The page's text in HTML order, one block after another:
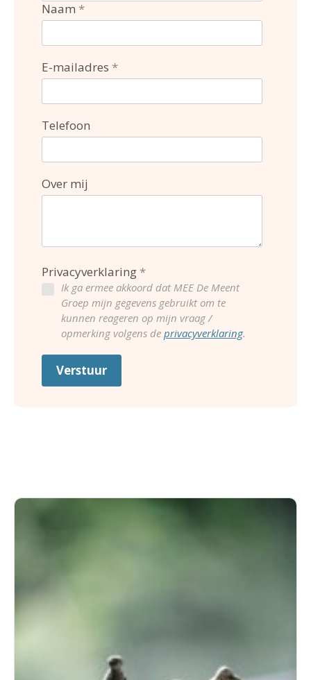
Naam
E-mailadres
Telefoon
Over mij
Privacyverklaring
Ik ga ermee akkoord dat MEE De Meent
Groep mijn gegevens gebruikt om te
kunnen reageren op mijn vraag /
opmerking volgens de privacyverklaring.
Verstuur